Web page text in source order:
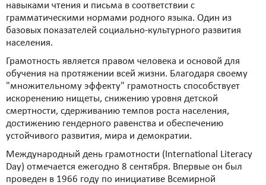
навыками чтения и письма в соответствии с
грамматическими нормами родного языка. Один из
базовых показателей социально-культурного развития
населения.
Грамотность является правом человека и основой для
обучения на протяжении всей жизни. Благодаря своему
"множительному эффекту" грамотность способствует
искоренению нищеты, снижению уровня детской
смертности, сдерживанию темпов роста населения,
достижению гендерного равенства и обеспечению
устойчивого развития, мира и демократии.
Международный день грамотности (International Literacy
Day) отмечается ежегодно 8 сентября. Впервые он был
проведен в 1966 году по инициативе Всемирной